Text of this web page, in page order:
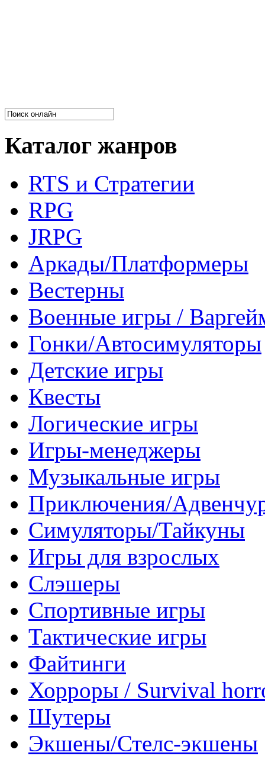
Каталог жанров
RTS и Стратегии
RPG
JRPG
Аркады/Платформеры
Вестерны
Военные игры /
Гонки/Автосимуляторы
Детские игры
Квесты
Логические игры
Игры-менеджеры
Музыкальные игры
Приключения/
Симуляторы/Тайкуны
Игры для взрослых
Слэшеры
Спортивные игры
Тактические игры
Файтинги
Хорроры / Survival
Шутеры
Экшены/Стелс-экшены